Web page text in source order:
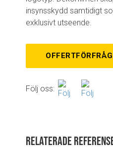
insynsskydd samtidigt
exklusivt utseende.
Följ oss:
Relaterade